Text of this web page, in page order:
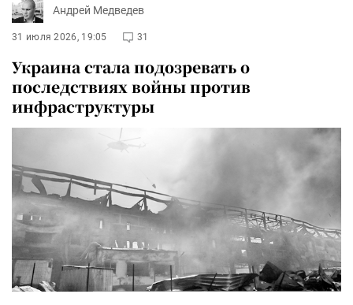
Андрей Медведев
31 июля 2026, 19:05 31
Украина стала подозревать о
последствиях войны против
инфраструктуры